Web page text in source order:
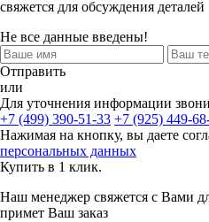
свяжется для обсуждения деталей
Не все данные введены!
Отправить
или
Для уточнения информации
+7 (499) 390-51-33 +7 (925) 449-
Нажимая на кнопку, вы даете
персональных данных
Купить в 1 клик.
Наш менеджер свяжется с Вами
примет Ваш заказ